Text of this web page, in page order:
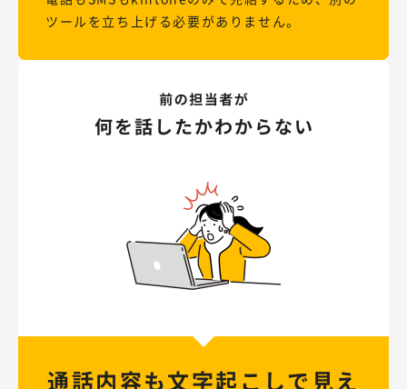
ツールを立ち上げる必要がありません。
通話内容も文字起こしで 見え